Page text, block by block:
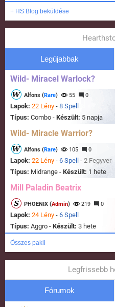
+ HS Blog beküldése
Legújabbak
Wild- Miracel Warlock?
Alfons (Rare) 55 0
Lapok: 22 Lény - 8 Spell
Típus: Combo - Készült: 5 napja
Wild- Miracle Warrior?
Alfons (Rare) 105 0
Lapok: 22 Lény - 6 Spell - 2 Fegyver
Típus: Midrange - Készült: 1 hete
Mill Paladin Beatrix
PHOENIX (Admin) 219 0
Lapok: 24 Lény - 6 Spell
Típus: Aggro - Készült: 3 hete
Összes pakli
Legfrissebb
Fórumok